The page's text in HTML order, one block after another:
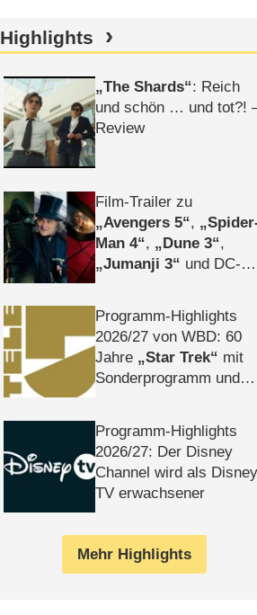
Highlights
The Shards : Reich
und schön … und tot?!
Review
Film-Trailer zu
Avengers 5 ,
Man 4 , Dune 3 ,
Jumanji 3
und DC-
Programm-Highlights
2026/​27 von WBD: 60
Jahre
Star Trek
mit
Sonderprogramm und
Programm-Highlights
2026/​27: Der Disney
Channel wird als Disney
TV erwachsener
Mehr Highlights